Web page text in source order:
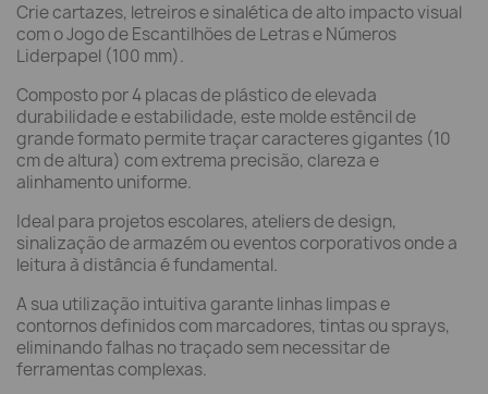
Crie cartazes, letreiros e sinalética de alto impacto visual
com o Jogo de Escantilhões de Letras e Números
Liderpapel (100 mm).
Composto por 4 placas de plástico de elevada
durabilidade e estabilidade, este molde estêncil de
grande formato permite traçar caracteres gigantes (10
cm de altura) com extrema precisão, clareza e
alinhamento uniforme.
Ideal para projetos escolares, ateliers de design,
sinalização de armazém ou eventos corporativos onde a
leitura à distância é fundamental.
A sua utilização intuitiva garante linhas limpas e
contornos definidos com marcadores, tintas ou sprays,
eliminando falhas no traçado sem necessitar de
ferramentas complexas.